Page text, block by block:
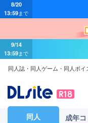
13:59まで
同人誌・同人ゲーム・同人ボ
同人 成年